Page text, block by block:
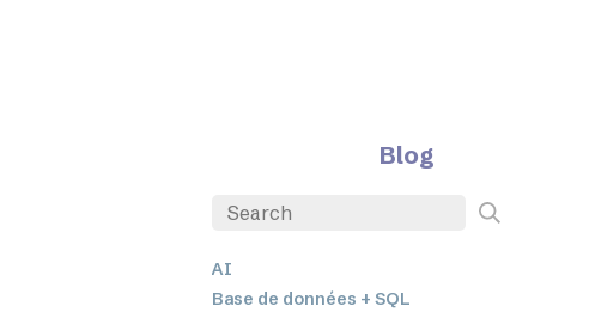
Blog
AI
Base de données + SQL